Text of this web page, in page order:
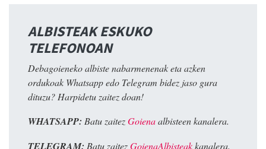
ALBISTEAK ESKUKO
TELEFONOAN
Debagoieneko albiste nabarmenenak eta azken
ordukoak Whatsapp edo Telegram bidez jaso gura
dituzu? Harpidetu zaitez doan!
WHATSAPP: Batu zaitezGoienaalbisteen kanalera.
TELEGRAM: Batu zaitezGoienaAlbisteakkanalera.